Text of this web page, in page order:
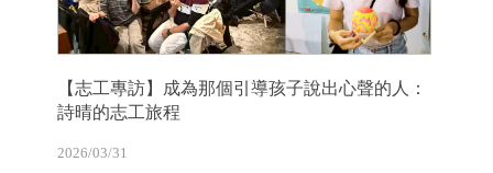
【志工專訪】成為那個引導孩子說出心聲的人：
詩晴的志工旅程
2026/03/31